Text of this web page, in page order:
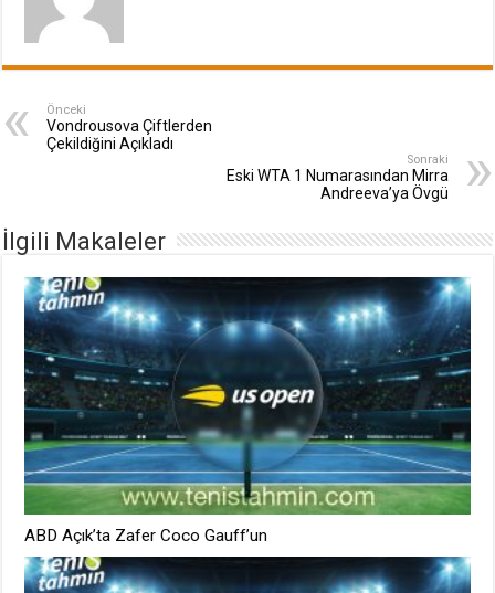
Önceki
Vondrousova Çiftlerden
Çekildiğini Açıkladı
Sonraki
Eski WTA 1 Numarasından Mirra
Andreeva’ya Övgü
İlgili Makaleler
ABD Açık’ta Zafer Coco Gauff’un